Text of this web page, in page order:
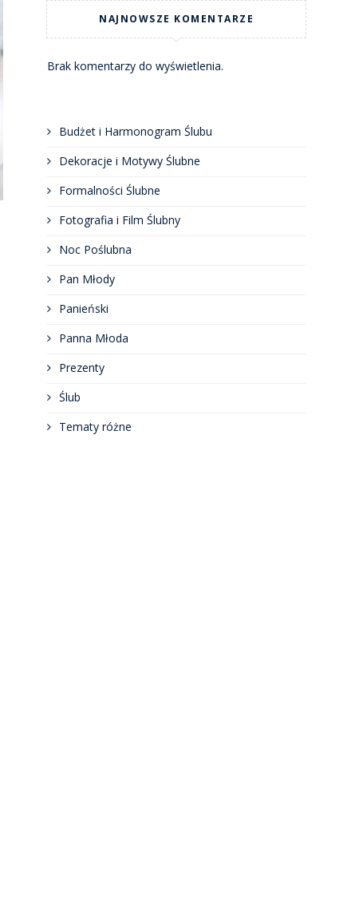
NAJNOWSZE KOMENTARZE
Brak komentarzy do wyświetlenia.
Budżet i Harmonogram Ślubu
Dekoracje i Motywy Ślubne
Formalności Ślubne
Fotografia i Film Ślubny
Noc Poślubna
Pan Młody
Panieński
Panna Młoda
Prezenty
Ślub
Tematy różne